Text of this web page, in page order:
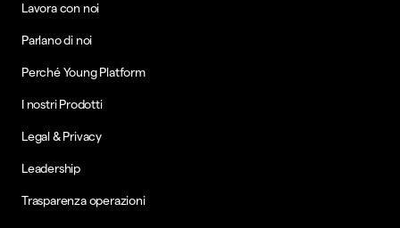
Lavora con noi
Parlano di noi
Perché Young Platform
I nostri Prodotti
Legal & Privacy
Leadership
Trasparenza operazioni